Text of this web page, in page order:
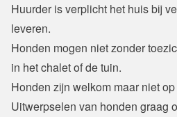
Huurder is verplicht het huis bij
leveren.
Honden mogen niet zonder
in het chalet of de tuin.
Honden zijn welkom maar niet
Uitwerpselen van honden graag